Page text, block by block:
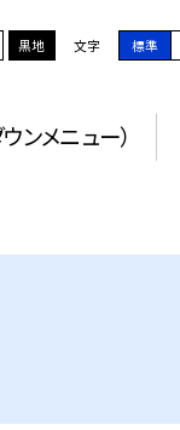
黒地 文字 標準
ンメニュー）